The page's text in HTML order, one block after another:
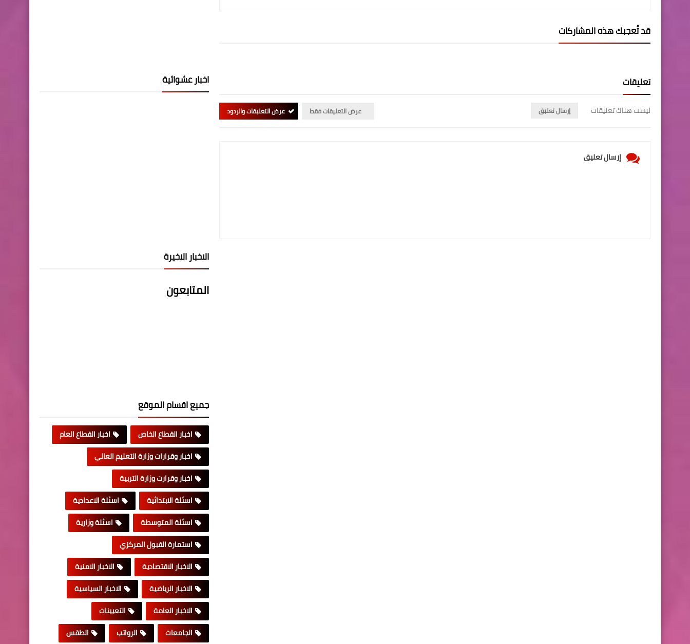
قد تُعجبك هذه المشاركات
تعليقات
ليست هناك تعليقات إرسال تعليق عرض التعليقات فقط عرض التعليقات والردود
إرسال تعليق
اخبار عشوائية
الاخبار الاخيرة
المتابعون
جميع اقسام الموقع
اخبار القطاع الخاص
اخبار القطاع العام
اخبار وقرارات وزارة التعليم العالي
اخبار وقرارت وزارة التربية
اسئلة الابتدائية
اسئلة الاعدادية
اسئلة المتوسطة
اسئلة وزارية
استمارة القبول المركزي
الاخبار الاقتصادية
الاخبار الامنية
الاخبار الرياضية
الاخبار السياسية
الاخبار العامة
التعيينات
الجامعات
الرواتب الطقس